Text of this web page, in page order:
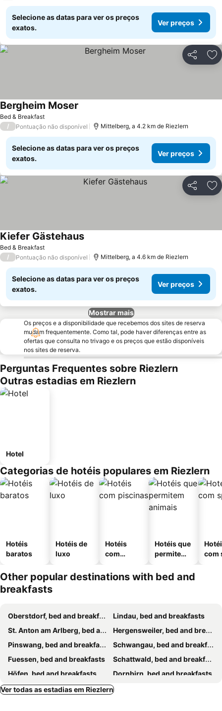
Selecione as datas para ver os preços
exatos.
Ver preços
Partilhar
Bed & Breakfast
Bergheim Moser
/ Pontuação não disponível Mittelberg, a 4.2 km de Riezlern
Selecione as datas para ver os preços
exatos.
Ver preços
Partilhar
Bed & Breakfast
Kiefer GästehausVer preços
/ Pontuação não disponível Mittelberg, a 4.6 km de Riezlern
Selecione as datas para ver os preços
exatos.
Ver preços
Mostrar mais
Os preços e a disponibilidade que recebemos dos sites de reserva
mudam frequentemente. Como tal, pode haver diferenças entre as
ofertas que consulta no trivago e os preços que estão disponíveis
nos sites de reserva.
Perguntas Frequentes sobre Riezlern
Outras estadias em Riezlern
Hotel
Categorias de hotéis populares em Riezlern
Hotéis
baratos
Hotéis de
luxo
Hotéis
com
Hotéis que
permitem
com
Other popular destinations with bed and
breakfasts
Oberstdorf, bed and breakfasts
Lindau, bed and breakfasts
St. Anton am Arlberg, bed and breakfasts
Hergensweiler, bed and breakfasts
Pinswang, bed and breakfasts
Schwangau, bed and breakfasts
Fuessen, bed and breakfasts
Schattwald, bed and breakfasts
Höfen, bed and breakfasts
Dornbirn, bed and breakfasts
Ischgl, bed and breakfasts
Immenstadt, bed and breakfasts
Ver todas as estadias em Riezlern